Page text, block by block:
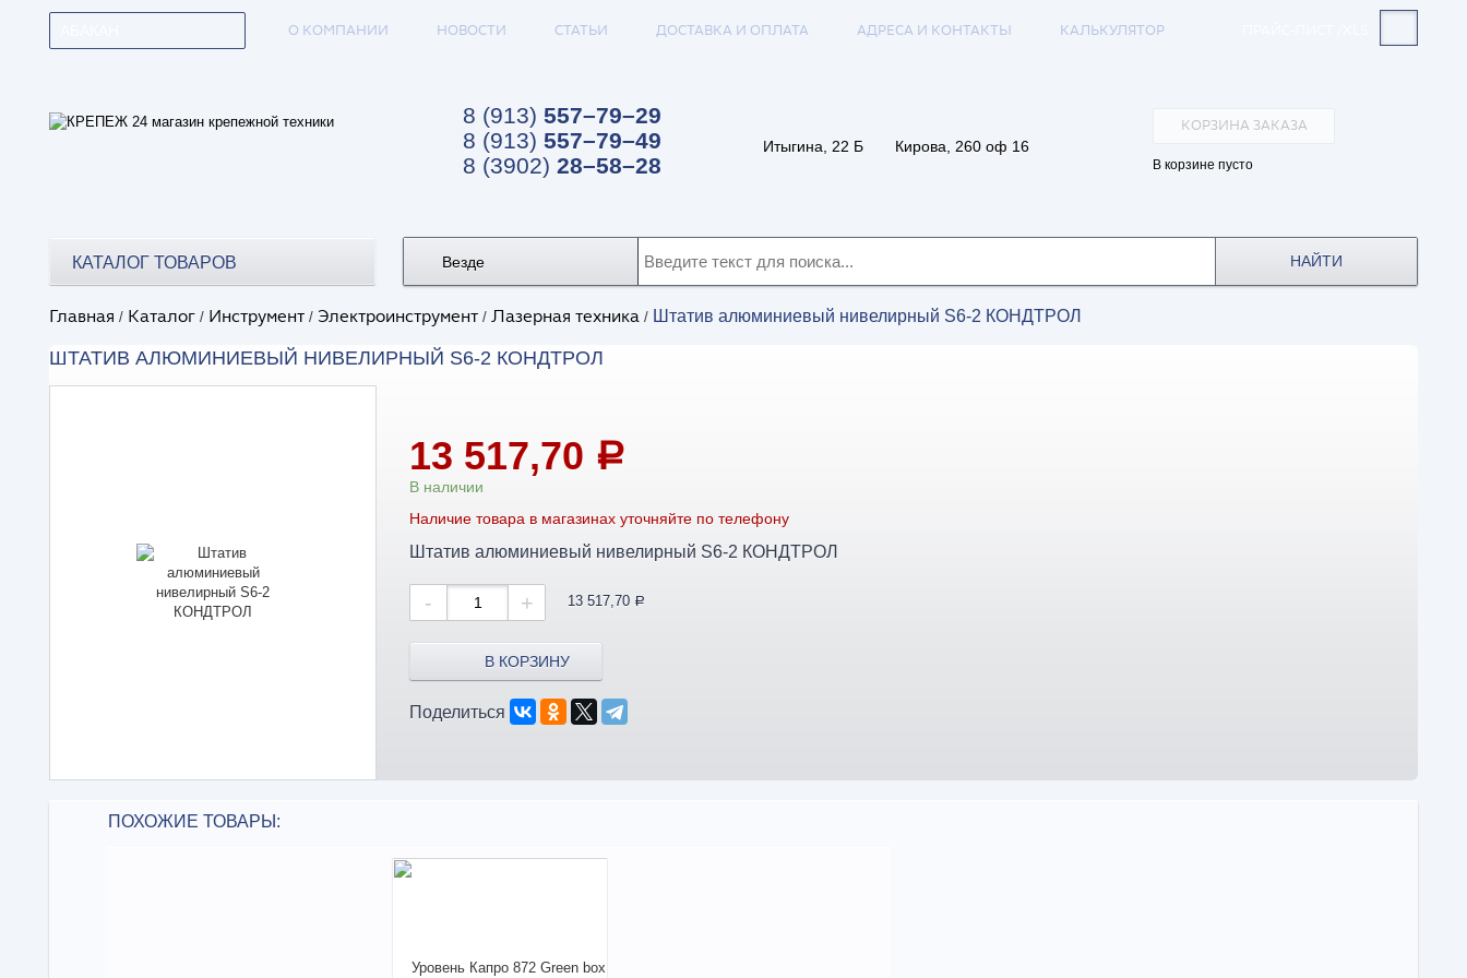
О КОМПАНИИ НОВОСТИ СТАТЬИ ДОСТАВКА И ОПЛАТА АДРЕСА И КОНТАКТЫ КАЛЬКУЛЯТОР
8 (913) 557–79–29
8 (913) 557–79–49
8 (3902) 28–58–28
Итыгина, 22 Б Кирова, 260 оф 16
КОРЗИНА ЗАКАЗА
В корзине пусто
КАТАЛОГ ТОВАРОВ Везде НАЙТИ
Главная / Каталог / Инструмент / Электроинструмент / Лазерная техника / Штатив алюминиевый нивелирный S6-2 КОНДТРОЛ
ШТАТИВ АЛЮМИНИЕВЫЙ НИВЕЛИРНЫЙ S6-2 КОНДТРОЛ
13 517,70 a
В наличии
Наличие товара в магазинах уточняйте по телефону
Штатив алюминиевый нивелирный S6-2 КОНДТРОЛ
- + 13 517,70 a
В КОРЗИНУ
Поделиться
ПОХОЖИЕ ТОВАРЫ: